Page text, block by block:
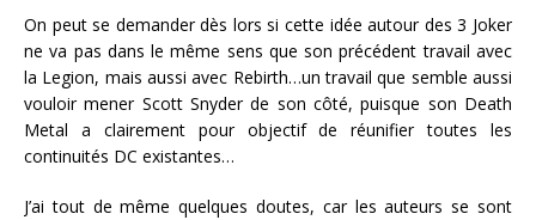
On peut se demander dès lors si cette idée autour des 3 Joker
ne va pas dans le même sens que son précédent travail avec
la Legion, mais aussi avec Rebirth…un travail que semble aussi
vouloir mener Scott Snyder de son côté, puisque son Death
Metal a clairement pour objectif de réunifier toutes les
continuités DC existantes…
J’ai tout de même quelques doutes, car les auteurs se sont